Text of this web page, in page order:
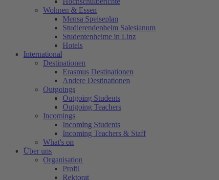
Wohnen & Essen
Mensa Speiseplan
Studierendenheim Salesianum
Studentenheime in Linz
Hotels
International
Destinationen
Erasmus Destinationen
Andere Destinationen
Outgoings
Outgoing Students
Outgoing Teachers
Incomings
Incoming Students
Incoming Teachers & Staff
What's on
Über uns
Organisation
Profil
Rektorat